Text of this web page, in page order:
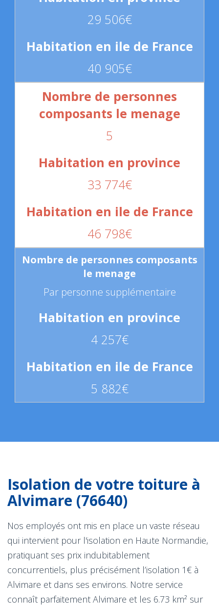
29 506€
40 905€
5
33 774€
46 798€
Par personne supplémentaire
4 257€
5 882€
Isolation de votre toiture à
Alvimare (76640)
Nos employés ont mis en place un vaste réseau
qui intervient pour l'isolation en Haute Normandie,
pratiquant ses prix indubitablement
concurrentiels, plus précisément l’isolation 1€ à
Alvimare et dans ses environs. Notre service
connaît parfaitement Alvimare et les 6.73 km² sur